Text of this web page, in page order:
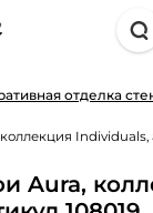
отделка
Individuals,
Aura,